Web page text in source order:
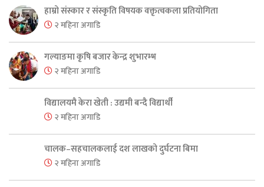
हाम्रो संस्कार र संस्कृति विषयक वक्तृत्वकला प्रतियोगिता
२ महिना अगाडि
गल्याङमा कृषि बजार केन्द्र शुभारम्भ
२ महिना अगाडि
विद्यालयमै केरा खेती : उद्यमी बन्दै विद्यार्थी
२ महिना अगाडि
चालक–सहचालकलाई दश लाखको दुर्घटना बिमा
२ महिना अगाडि